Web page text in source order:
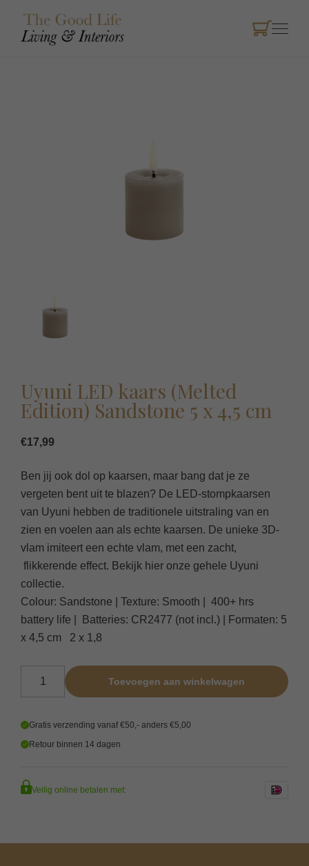
Uyuni LED kaars (Melted
Edition) Sandstone 5 x 4,5 cm
€17,99
Ben jij ook dol op kaarsen, maar bang dat je ze
vergeten bent uit te blazen? De LED-stompkaarsen
van Uyuni hebben de traditionele uitstraling van en
zien en voelen aan als echte kaarsen. De unieke 3D-
vlam imiteert een echte vlam, met een zacht,
flikkerende effect. Bekijk hier onze gehele Uyuni
collectie.
Colour: Sandstone | Texture: Smooth | 400+ hrs
battery life | Batteries: CR2477 (not incl.) | Formaten: 5
x 4,5 cm 2 x 1,8
Uyuni LED kaars (Melted Edition) Sandstone 5 x 4,5 cm
Toevoegen aan winkelwagen
Gratis verzending vanaf €50,- anders €5,00
Retour binnen 14 dagen
Veilig online betalen met: